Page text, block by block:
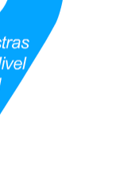
18 años).